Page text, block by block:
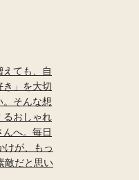
えても、自
き」を大切
。そんな想
るおしゃれ
んへ。毎日
けが、もっ
敵だと思い